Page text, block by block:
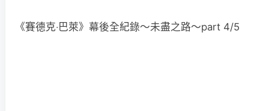
《賽德克‧巴萊》幕後全紀錄～未盡之路～part 4/5